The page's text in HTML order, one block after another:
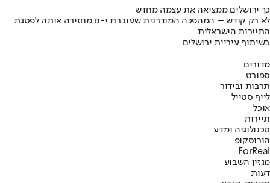
כך ירושלים ממציאה את עצמה מחדש
לא רק קודש – המהפכה המודרנית שעוברת י-ם מחזירה אותה לפסגת
התיירות הישראלית
בשיתוף עיריית ירושלים
מדורים
ספורט
תרבות ובידור
לייף סטייל
אוכל
תיירות
טכנולוגיה ומדע
הורוסקופ
ForReal
מגזין השבוע
דעות